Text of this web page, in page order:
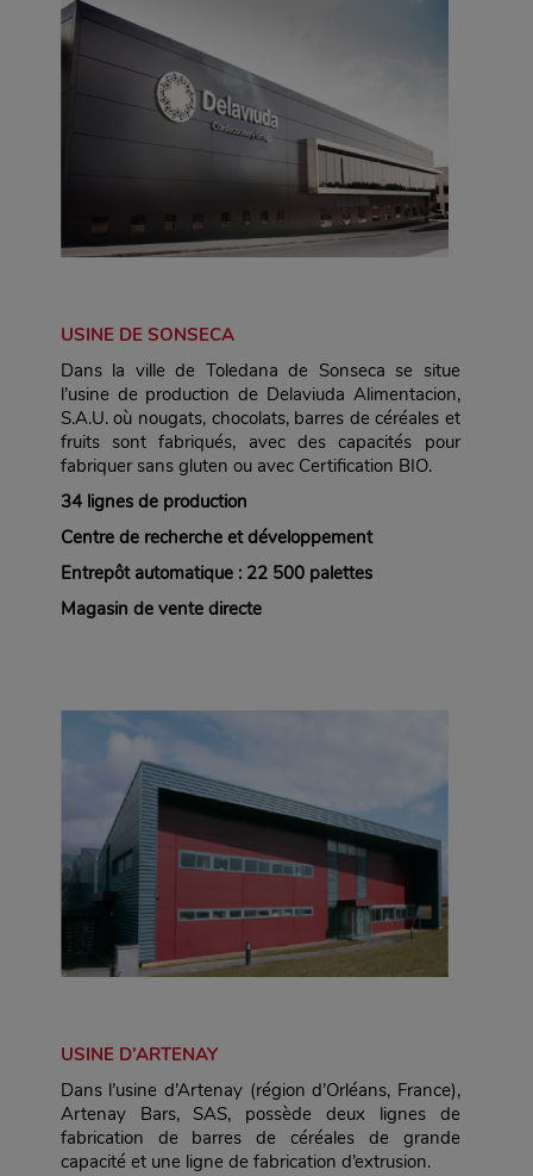
USINE DE SONSECA
Dans la ville de Toledana de Sonseca se situe
l’usine de production de Delaviuda Alimentacion,
S.A.U. où nougats, chocolats, barres de céréales et
fruits sont fabriqués, avec des capacités pour
fabriquer sans gluten ou avec Certification BIO.
34 lignes de production
Centre de recherche et développement
Entrepôt automatique : 22 500 palettes
Magasin de vente directe
USINE D’ARTENAY
Dans l’usine d’Artenay (région d’Orléans, France),
Artenay Bars, SAS, possède deux lignes de
fabrication de barres de céréales de grande
capacité et une ligne de fabrication d’extrusion.